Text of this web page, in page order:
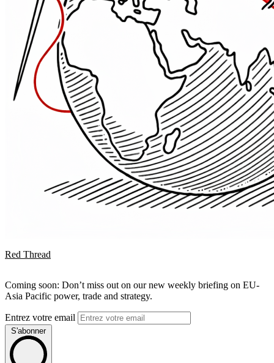
Red Thread
Coming soon: Don’t miss out on our new weekly briefing on EU-
Asia Pacific power, trade and strategy.
Entrez votre email
S'abonner